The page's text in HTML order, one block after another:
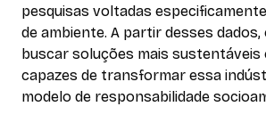
pesquisas voltadas
de ambiente. A partir desses dados,
buscar soluções mais sustentáveis
capazes de transformar essa
modelo de responsabilidade